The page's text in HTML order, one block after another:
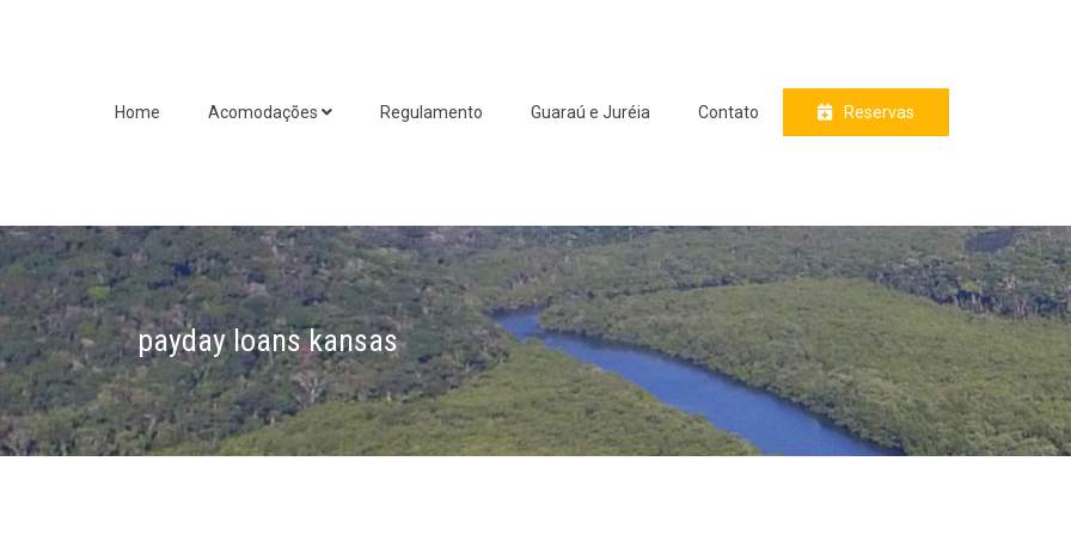
Home Acomodações Regulamento Guaraú e Juréia Contato Reservas
payday loans kansas